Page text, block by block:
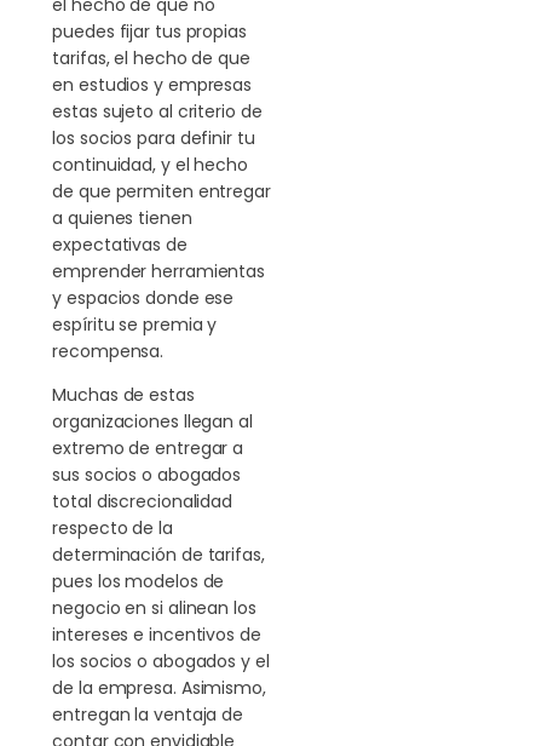
el hecho de que no
puedes fijar tus propias
tarifas, el hecho de que
en estudios y empresas
estas sujeto al criterio de
los socios para definir tu
continuidad, y el hecho
de que permiten entregar
a quienes tienen
expectativas de
emprender herramientas
y espacios donde ese
espíritu se premia y
recompensa.
Muchas de estas
organizaciones llegan al
extremo de entregar a
sus socios o abogados
total discrecionalidad
respecto de la
determinación de tarifas,
pues los modelos de
negocio en si alinean los
intereses e incentivos de
los socios o abogados y el
de la empresa. Asimismo,
entregan la ventaja de
contar con envidiable